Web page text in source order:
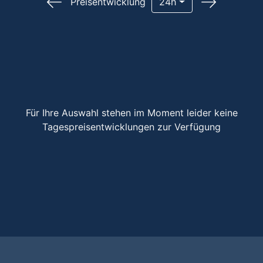
Für Ihre Auswahl stehen im Moment leider keine
Tagespreisentwicklungen zur Verfügung